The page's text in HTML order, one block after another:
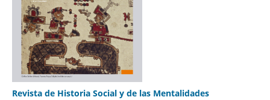
Revista de Historia Social y de las Mentalidades